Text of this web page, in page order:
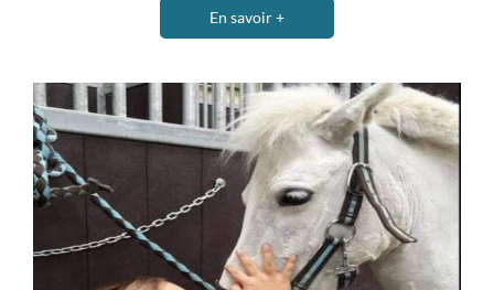
En savoir +